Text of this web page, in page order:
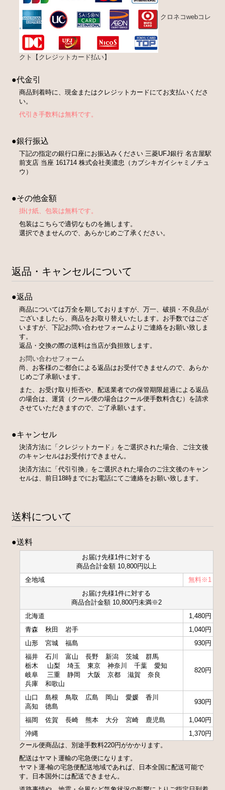
クロネコwebコレ
クト【クレジットカード払い】
●代金引
商品到着時に、現金またはクレジットカードにてお支払いくださ
い。
代引き手数料は無料です。
●銀行振込
下記の指定の銀行口座にお振込みください 三菱UFJ銀行 名古屋駅
前支店 当座 161714 株式会社美濃忠（カブシキガイシャミノチュ
ウ）
●その他金額
掛け紙、包装は無料です。
包装はこちらで適切なものを施します。
選択できませんので、あらかじめご了承ください。
返品・キャンセルについて
●返品
商品については万全を期しておりますが、万一、破損・不良品が
ございましたら、商品をお取り替えいたします。お手数ではござ
いますが、下記お問い合わせフォームよりご連絡をお願い致しま
す。
返品・交換の際の送料は当店が負担致します。
お問い合わせフォーム
尚、お客様のご都合による返品はお受付できませんので、あらか
じめご了承願います。
また、お受け取り拒否や、配送業者での保管期限超過による返品
の場合は、運賃（クール便の場合はクール便手数料含む）を請求
させていただきますので、ご了承願います。
●キャンセル
決済方法に「クレジットカード」をご選択された場合、ご注文後
のキャンセルはお受付けできません。
決済方法に「代引引換」をご選択された場合のご注文後のキャン
セルは、前日18時までにお電話にてご連絡をお願い致します。
送料について
●送料
お届け先様1件に対する
商品合計金額 10,800円以上
全地域
無料※1
お届け先様1件に対する
商品合計金額 10,800円未満※2
北海道
1,480円
青森
秋田 岩手
1,040円
山形
宮城 福島
930円
福井
石川 富山 長野 新潟 茨城
群馬
栃木
山梨 埼玉 東京 神奈川 千葉
愛知
岐阜
三重 静岡 大阪 京都 滋賀
奈良
兵庫
和歌山
820円
山口 島根 鳥取 広島 岡山 愛媛
香川
高知
徳島
930円
福岡 佐賀 長崎 熊本 大分 宮崎 鹿児島
1,040円
沖縄
1,370円
クール便商品は、別途手数料220円がかかります。
配送はヤマト運輸の宅急便になります。
ヤマト運-輸の宅急便配送地域であれば、日本全国に配送可能で
す。日本国外には配送できません。